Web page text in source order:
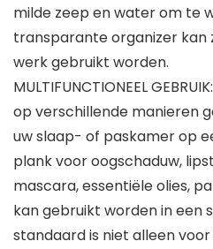
milde zeep en water om te
transparante organizer kan
werk gebruikt worden.
MULTIFUNCTIONEEL
op verschillende manieren
uw slaap- of paskamer op
plank voor oogschaduw,
mascara, essentiële olies,
kan gebruikt worden in een
standaard is niet alleen